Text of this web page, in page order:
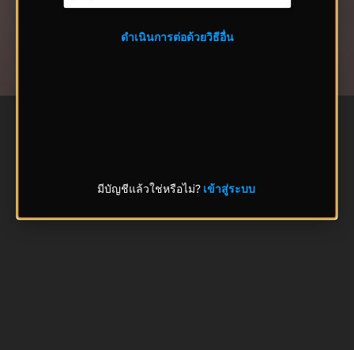
ดำเนินการต่อด้วยวิธีอื่น
มีบัญชีแล้วใช่หรือไม่? เข้าสู่ระบบ